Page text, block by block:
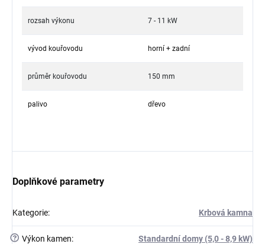
rozsah výkonu 7 - 11 kW
vývod kouřovodu horní + zadní
průměr kouřovodu 150 mm
palivo dřevo
Doplňkové parametry
Kategorie: Krbová kamna
? Výkon kamen: Standardní domy (5,0 - 8,9 kW)